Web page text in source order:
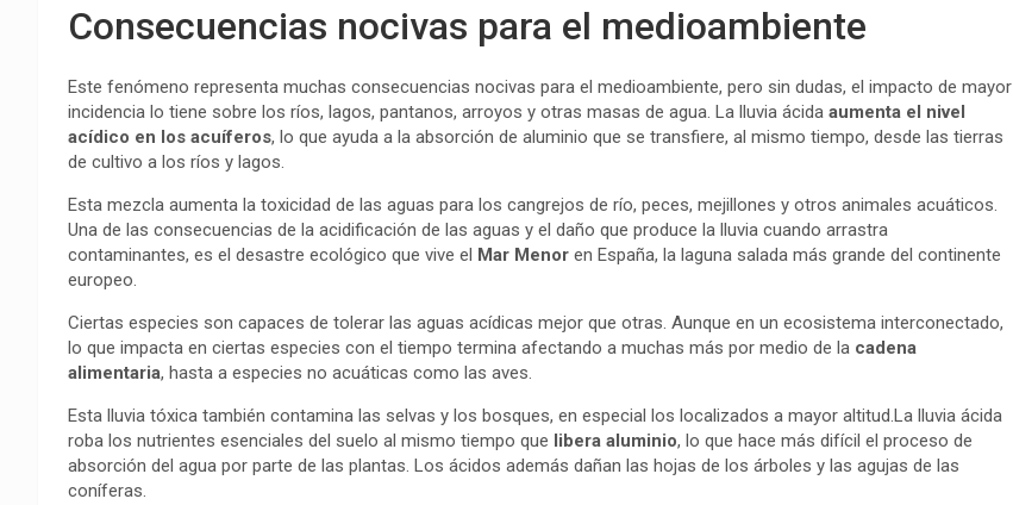
Consecuencias nocivas para el medioambiente
Este fenómeno representa muchas consecuencias nocivas para el medioambiente, pero sin dudas, el impacto de mayor
incidencia lo tiene sobre los ríos, lagos, pantanos, arroyos y otras masas de agua. La lluvia ácida aumenta el nivel
acídico en los acuíferos, lo que ayuda a la absorción de aluminio que se transfiere, al mismo tiempo, desde las tierras
de cultivo a los ríos y lagos.
Esta mezcla aumenta la toxicidad de las aguas para los cangrejos de río, peces, mejillones y otros animales acuáticos.
Una de las consecuencias de la acidificación de las aguas y el daño que produce la lluvia cuando arrastra
contaminantes, es el desastre ecológico que vive el Mar Menor en España, la laguna salada más grande del continente
europeo.
Ciertas especies son capaces de tolerar las aguas acídicas mejor que otras. Aunque en un ecosistema interconectado,
lo que impacta en ciertas especies con el tiempo termina afectando a muchas más por medio de la cadena
alimentaria, hasta a especies no acuáticas como las aves.
Esta lluvia tóxica también contamina las selvas y los bosques, en especial los localizados a mayor altitud.La lluvia ácida
roba los nutrientes esenciales del suelo al mismo tiempo que libera aluminio, lo que hace más difícil el proceso de
absorción del agua por parte de las plantas. Los ácidos además dañan las hojas de los árboles y las agujas de las
coníferas.